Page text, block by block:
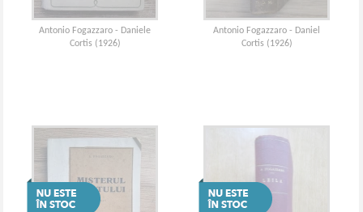
Antonio Fogazzaro - Daniele
Cortis (1926)
Antonio Fogazzaro - Daniel
Cortis (1926)